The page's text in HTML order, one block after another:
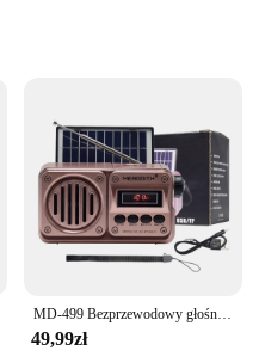
durability, while the modern
reception and wide frequency
and informed.
it perfect for outdoor activities,
a durable antenna that ensures
MD-499 Bezprzewodowy głośnik Bluetooth Odtwarzanie MP3 Radio FM Ładowanie słoneczne Radio awaryjne Pełnozakresowa wysoka czułość
49,99zł